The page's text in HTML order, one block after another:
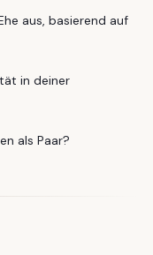
aus, basierend auf
in deiner
als Paar?